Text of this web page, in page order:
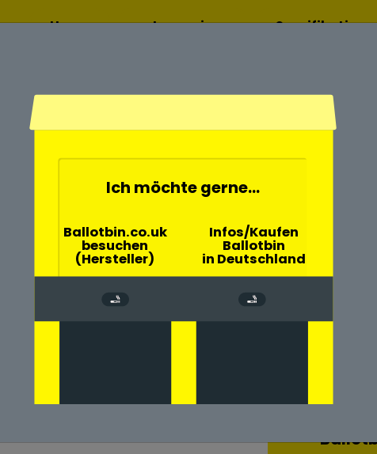
Home
Lesen sie
ballotbin
Gemeinde
Ich möchte gerne...
Ballotbin.co.uk
besuchen
(Hersteller)
Infos/Kaufen
Ballotbin
in Deutschland